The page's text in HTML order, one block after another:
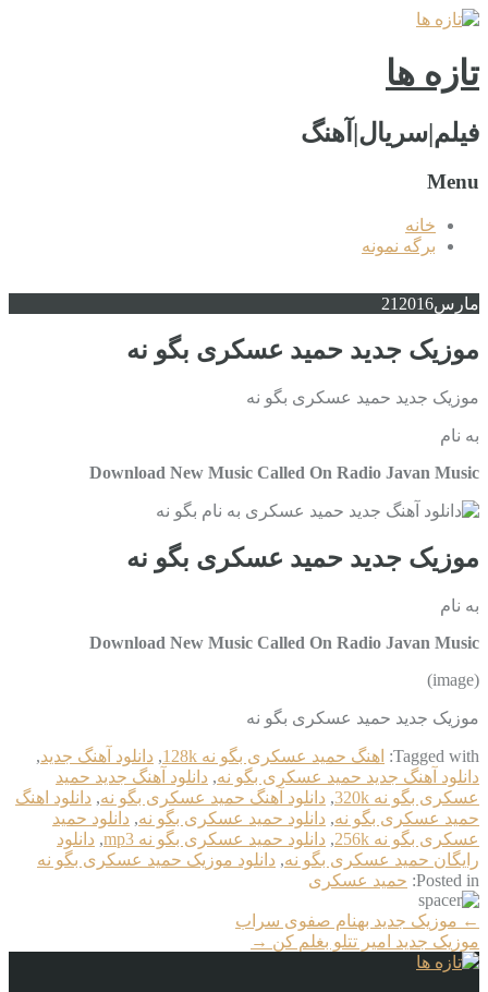
تازه ها
فیلم|سریال|آهنگ
Menu
خانه
برگه نمونه
مارس 21 2016
موزیک جدید حمید عسکری بگو نه
موزیک جدید حمید عسکری بگو نه
به نام
Download New Music Called On Radio Javan Music
موزیک جدید حمید عسکری بگو نه
به نام
Download New Music Called On Radio Javan Music
(image)
موزیک جدید حمید عسکری بگو نه
Tagged with: اهنگ حمید عسکری بگو نه 128k , دانلود آهنگ جدید,
دانلود آهنگ جدید حمید عسکری بگو نه, دانلود آهنگ جدید حمید
عسکری بگو نه 320k
, دانلود آهنگ حمید عسکری بگو نه, دانلود اهنگ
حمید عسکری بگو نه, دانلود حمید عسکری بگو نه, دانلود حمید
عسکری بگو نه 256k
, دانلود حمید عسکری بگو نه mp3 , دانلود
رایگان حمید عسکری بگو نه, دانلود موزیک حمید عسکری بگو نه
Posted in: حمید عسکری
More
Articles
← موزیک جدید بهنام صفوی سراب
موزیک جدید امیر تتلو بغلم کن →